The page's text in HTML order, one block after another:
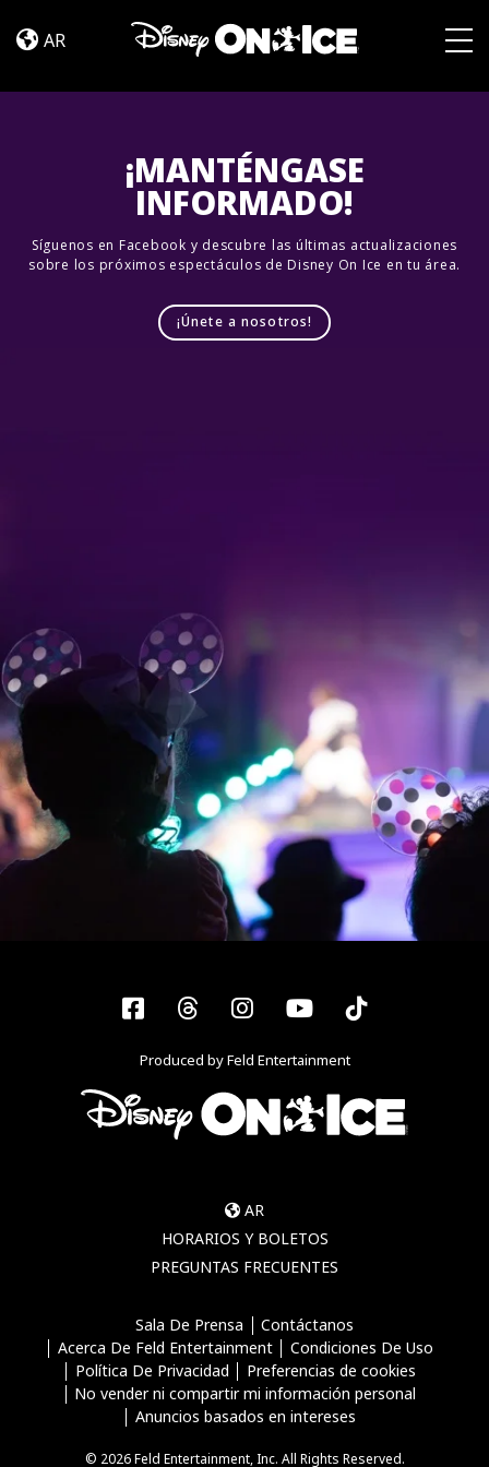
Viaje
AR
¡MANTÉNGASE
INFORMADO!
Síguenos en Facebook y descubre las últimas actualizaciones
sobre los próximos espectáculos de Disney On Ice en tu área.
¡Únete a nosotros!
Facebook
ThreadsInstagram
YouTubeTiktok
Produced by Feld Entertainment
AR
HORARIOS Y BOLETOS
PREGUNTAS FRECUENTES
Sala De Prensa
Contáctanos
Acerca De Feld Entertainment
Condiciones De Uso
Política De Privacidad
Preferencias de cookies
No vender ni compartir mi información personal
Anuncios basados en intereses
© 2026 Feld Entertainment, Inc. All Rights Reserved.